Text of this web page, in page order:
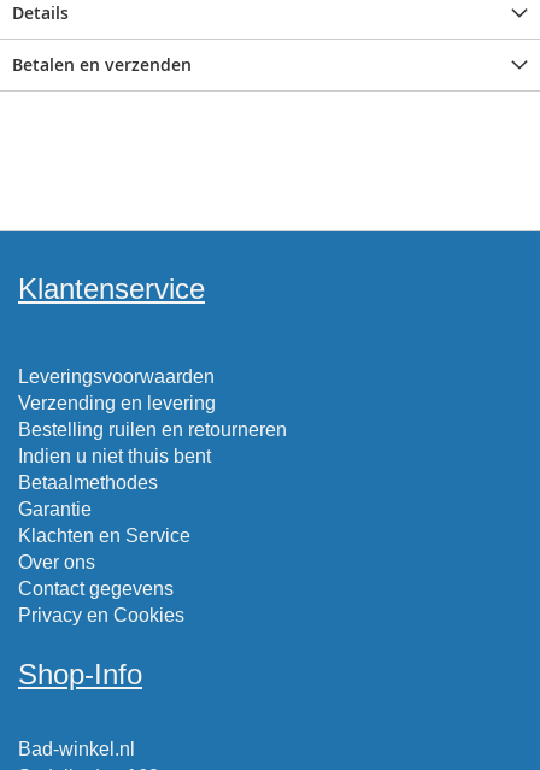
Details
Betalen en verzenden
Klantenservice
Leveringsvoorwaarden
Verzending en levering
Bestelling ruilen en retourneren
Indien u niet thuis bent
Betaalmethodes
Garantie
Klachten en Service
Over ons
Contact gegevens
Privacy en Cookies
Shop-Info
Bad-winkel.nl